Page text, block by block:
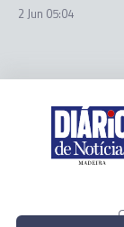
2 Jun 05:04